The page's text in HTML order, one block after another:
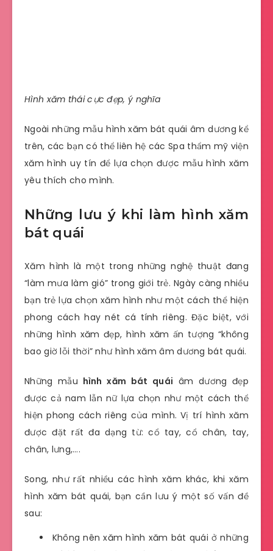
Hình xăm thái cực đẹp, ý nghĩa
Ngoài những mẫu hình xăm bát quái âm dương kể
trên, các bạn có thể liên hệ các Spa thẩm mỹ viện
xăm hình uy tín để lựa chọn được mẫu hình xăm
yêu thích cho mình.
Những lưu ý khi làm hình xăm
bát quái
Xăm hình là một trong những nghệ thuật đang
“làm mưa làm gió” trong giới trẻ. Ngày càng nhiều
bạn trẻ lựa chọn xăm hình như một cách thể hiện
phong cách hay nét cá tính riêng. Đặc biệt, với
những hình xăm đẹp, hình xăm ấn tượng “không
bao giờ lỗi thời” như hình xăm âm dương bát quái.
Những mẫu hình xăm bát quái âm dương đẹp
được cả nam lẫn nữ lựa chọn như một cách thể
hiện phong cách riêng của mình. Vị trí hình xăm
được đặt rất đa dạng từ: cổ tay, cổ chân, tay,
chân, lưng,….
Song, như rất nhiều các hình xăm khác, khi xăm
hình xăm bát quái, bạn cần lưu ý một số vấn đề
sau:
Không nên xăm hình xăm bát quái ở những